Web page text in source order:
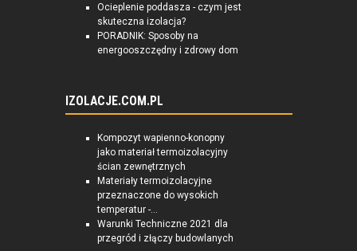
Ocieplenie poddasza - czym jest
skuteczna izolacja?
PORADNIK: Sposoby na
energooszczędny i zdrowy dom
IZOLACJE.COM.PL
Kompozyt wapienno-konopny
jako materiał termoizolacyjny
ścian zewnętrznych
Materiały termoizolacyjne
przeznaczone do wysokich
temperatur -...
Warunki Techniczne 2021 dla
przegród i złączy budowlanych